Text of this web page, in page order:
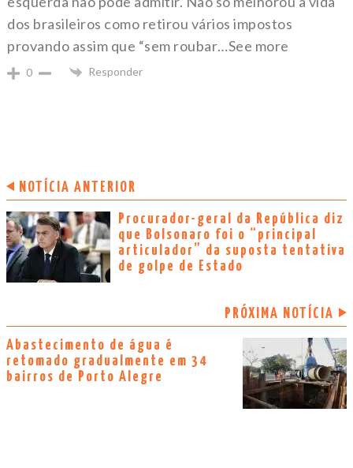
dos brasileiros como retirou vários impostos
provando assim que “sem roubar…See more
0 Responder
NOTÍCIA ANTERIOR
Procurador-geral da República diz
que Bolsonaro foi o “principal
articulador” da suposta tentativa
de golpe de Estado
PRÓXIMA NOTÍCIA
Abastecimento de água é
retomado gradualmente em 34
bairros de Porto Alegre